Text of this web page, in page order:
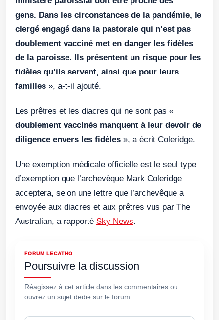
gens. Dans les circonstances de la pandémie, le
clergé engagé dans la pastorale qui n’est pas
doublement vacciné met en danger les fidèles
de la paroisse. Ils présentent un risque pour les
fidèles qu’ils servent, ainsi que pour leurs
familles », a-t-il ajouté.
Les prêtres et les diacres qui ne sont pas «
doublement vaccinés manquent à leur devoir de
diligence envers les fidèles », a écrit Coleridge.
Une exemption médicale officielle est le seul type
d’exemption que l’archevêque Mark Coleridge
acceptera, selon une lettre que l’archevêque a
envoyée aux diacres et aux prêtres vus par The
Australian, a rapporté Sky News.
FORUM LECATHO
Poursuivre la discussion
Réagissez à cet article dans les commentaires ou
ouvrez un sujet dédié sur le forum.